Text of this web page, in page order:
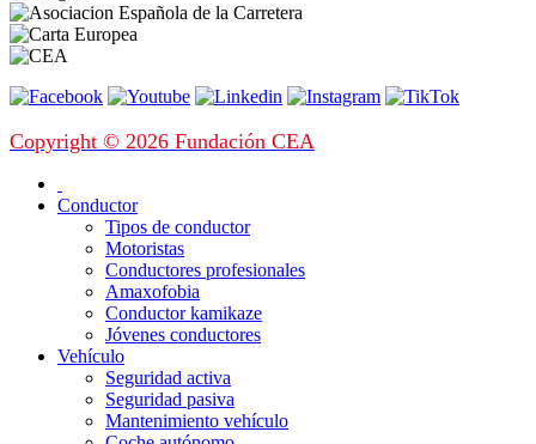
Copyright © 2026 Fundación CEA
Conductor
Tipos de conductor
Motoristas
Conductores profesionales
Amaxofobia
Conductor kamikaze
Jóvenes conductores
Vehículo
Seguridad activa
Seguridad pasiva
Mantenimiento vehículo